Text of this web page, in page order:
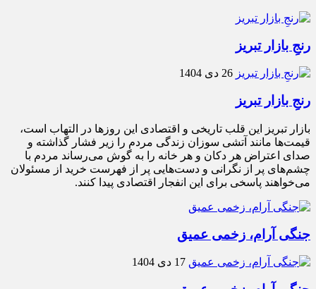
رنجِ بازار تبریز
26 دی 1404
رنجِ بازار تبریز
بازار تبریز این قلب تاریخی و اقتصادی این روزها در التهاب است،
قیمت‌ها مانند آتشی سوزان زندگی مردم را زیر فشار گذاشته و
صدای اعتراض هر دکان و هر خانه را به گوش می‌رساند مردم با
چشم‌های پر از نگرانی و دست‌هایی پر از فهرست خرید از مسئولان
می‌خواهند پاسخی برای این انفجار اقتصادی پیدا کنند.
جنگی آرام، زخمی عمیق
17 دی 1404